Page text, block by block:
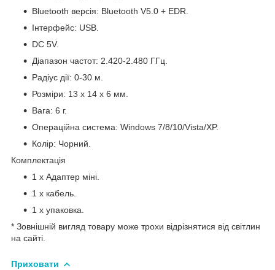
Bluetooth версія: Bluetooth V5.0 + EDR.
Інтерфейс: USB.
DC 5V.
Діапазон частот: 2.420-2.480 ГГц.
Радіус дії: 0-30 м.
Розміри: 13 x 14 x 6 мм.
Вага: 6 г.
Операційна система: Windows 7/8/10/Vista/XP.
Колір: Чорний.
Комплектація
1 х Адаптер міні.
1 х кабель.
1 х упаковка.
* Зовнішній вигляд товару може трохи відрізнятися від світлин
на сайті.
Приховати